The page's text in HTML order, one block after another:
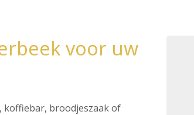
voor uw
koffiebar, broodjeszaak of